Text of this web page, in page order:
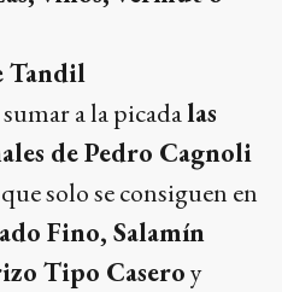
Tandil
a la picadalas
de Pedro Cagnoli
solo se consiguen en
Fino, Salamín
Tipo Caseroy